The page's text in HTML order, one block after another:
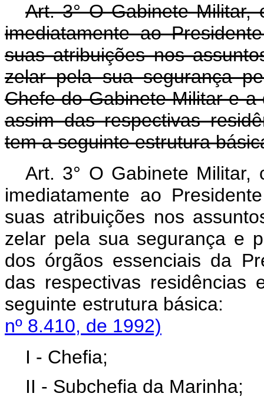
Art. 3° O Gabinete
imediatamente ao
suas atribuições nos
zelar pela sua segurança
Chefe do Gabinete Militar e
assim das respectivas
tem a seguinte estrutura
Art. 3° O Gabinete
imediatamente ao
suas atribuições nos
zelar pela sua segurança e
dos órgãos essenciais da
das respectivas residências
seguinte
nº 8.410, de 1992)
I - Chefia;
II - Subchefia da Marinha;